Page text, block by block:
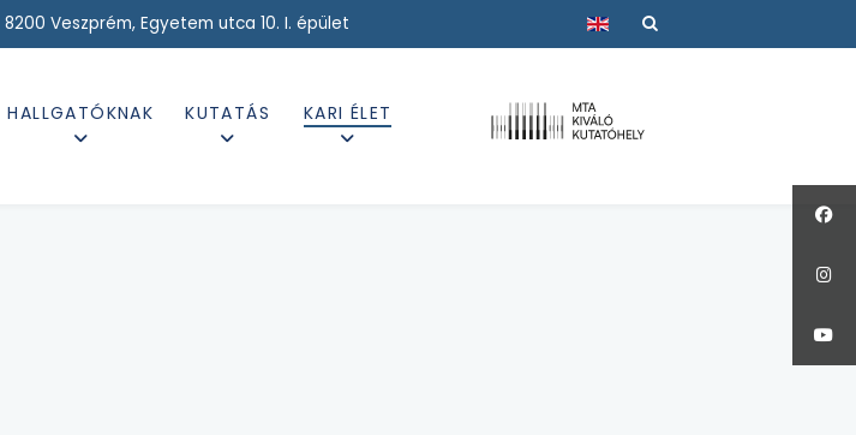
8200 Veszprém, Egyetem utca 10. I. épület Válasszon nyelvet
HALLGATÓKNAK KUTATÁS KARI ÉLET